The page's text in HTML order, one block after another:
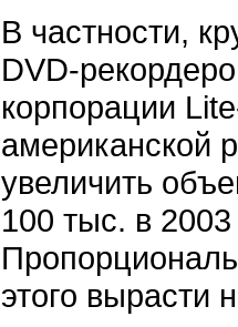
В частности,
DVD-
корпорации
американской
увеличить
100 тыс. в 2003
этого вырасти